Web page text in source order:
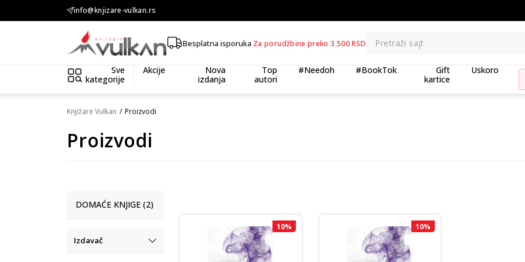
info@knjizare-vulkan.rs
KOLIČINSKI POPUST ::: Dodatnih 10% na tri kupljena artikla
Besplatna isporuka Za porudžbine preko 3.500 RSD Pretraži sajt
Sve
kategorije
Akcije
Nova
izdanja
Top
autori
#Needoh #BookTok
Gift
kartice
Uskoro
Knjižare Vulkan Proizvodi
Proizvodi
DOMAĆE KNJIGE (2)
Izdavač
10% 10%